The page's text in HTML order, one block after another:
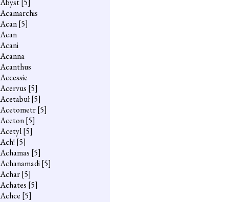
Abyst[5]
Acamarchis
Acan[5]
Acan
Acani
Acanna
Acanthus
Accessie
Acervus [5]
Acetabuł[5]
Acetometr[5]
Aceton[5]
Acetyl[5]
Ach! [5]
Achamas [5]
Achanamadi[5]
Achar[5]
Achates [5]
Achce [5]